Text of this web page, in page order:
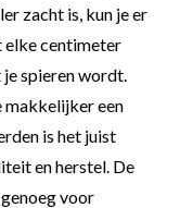
zacht is, kun je er
elke centimeter
spieren wordt.
makkelijker een
is het juist
en herstel. De
voor